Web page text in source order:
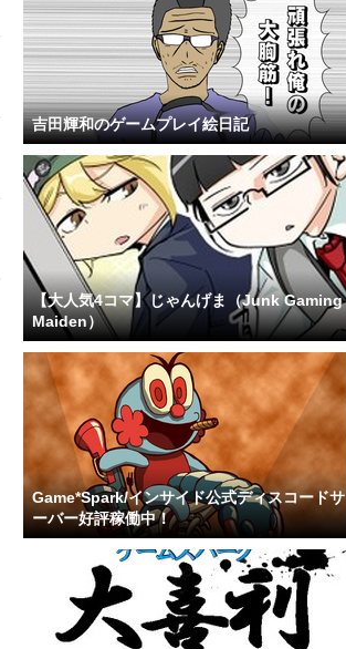
吉田輝和のゲームプレイ絵日記
【大人気4コマ】じゃんげま（Junk Gaming
Maiden）
Game*Spark/インサイド公式ディスコードサ
ーバー好評稼働中！